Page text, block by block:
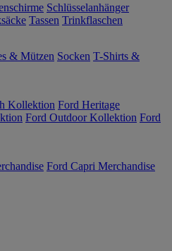
Schlüsselanhänger
Tassen Trinkflaschen
& Mützen Socken T-Shirts &
Kollektion Ford Heritage
Ford Outdoor Kollektion Ford
Ford Capri Merchandise